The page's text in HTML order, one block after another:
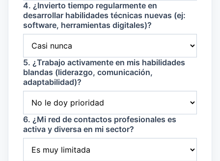
4. ¿Invierto tiempo regularmente en
desarrollar habilidades técnicas nuevas (ej:
software, herramientas digitales)?
5. ¿Trabajo activamente en mis habilidades
blandas (liderazgo, comunicación,
adaptabilidad)?
6. ¿Mi red de contactos profesionales es
activa y diversa en mi sector?